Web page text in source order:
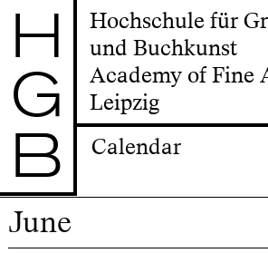
H
G
B
Hochschule für
und Buchkunst
Academy of Fine
Leipzig
Calendar
June